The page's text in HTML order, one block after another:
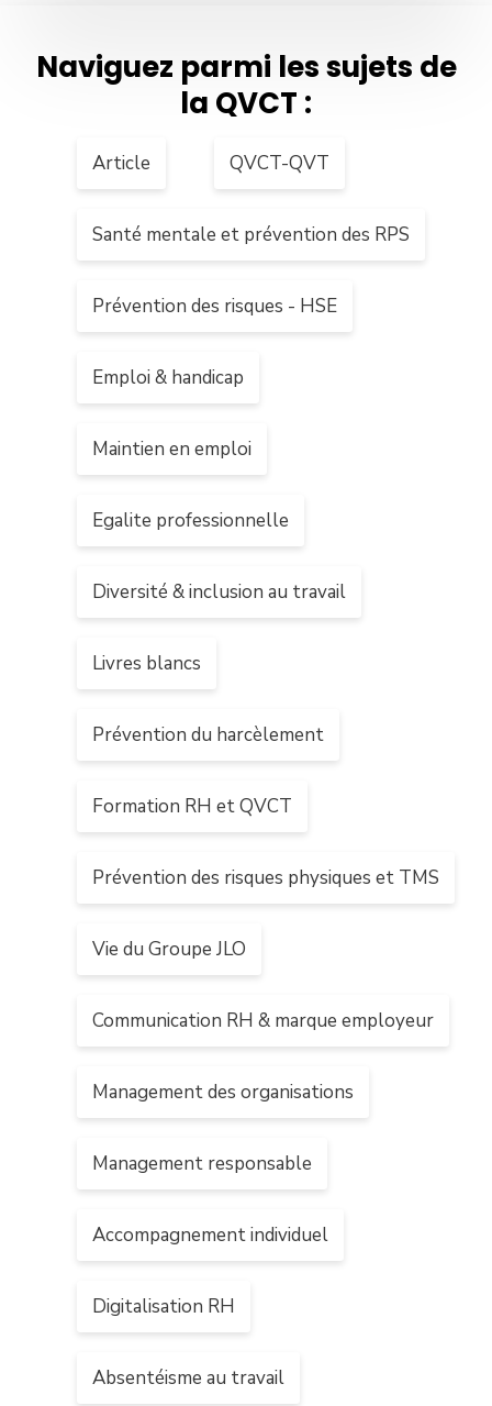
Naviguez parmi les sujets de
la QVCT :
Article QVCT-QVT
Santé mentale et prévention des RPS
Prévention des risques - HSE
Emploi & handicap
Maintien en emploi
Egalite professionnelle
Diversité & inclusion au travail
Livres blancs
Prévention du harcèlement
Formation RH et QVCT
Prévention des risques physiques et TMS
Vie du Groupe JLO
Communication RH & marque employeur
Management des organisations
Management responsable
Accompagnement individuel
Digitalisation RH
Absentéisme au travail